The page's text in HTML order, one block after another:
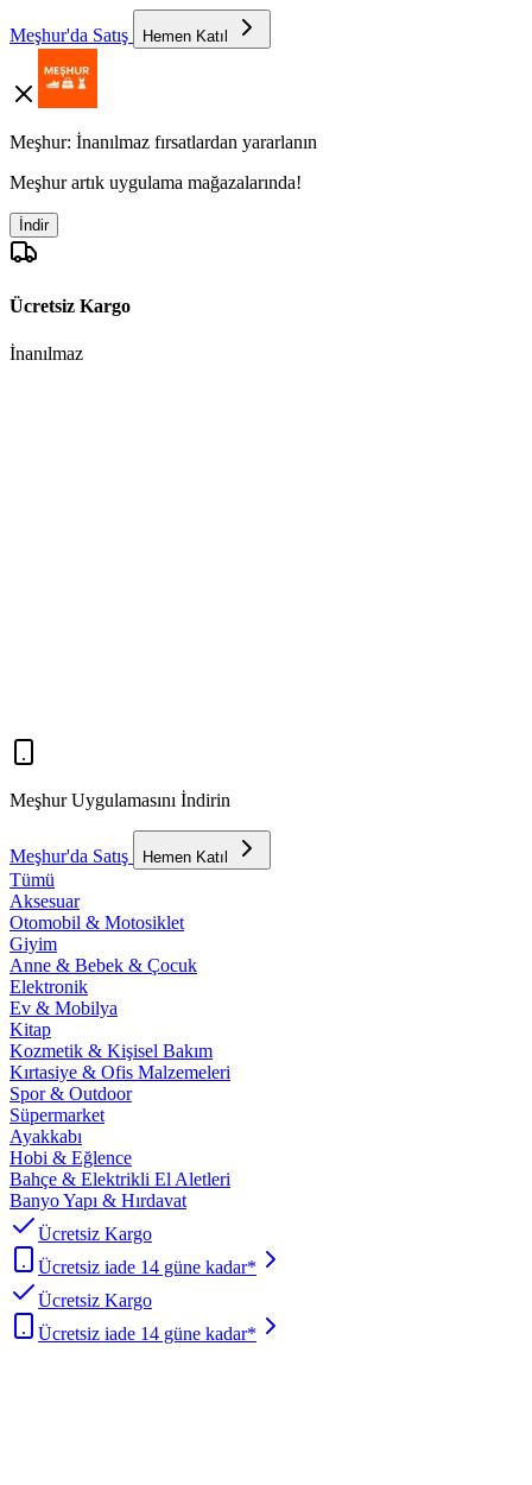
Meşhur'da Satış Hemen Katıl
Meşhur: İnanılmaz fırsatlardan yararlanın
Meşhur artık uygulama mağazalarında!
İndir
Ücretsiz Kargo
İnanılmaz
Meşhur Uygulamasını İndirin
Meşhur'da Satış Hemen Katıl
Tümü
Aksesuar
Otomobil & Motosiklet
Giyim
Anne & Bebek & Çocuk
Elektronik
Ev & Mobilya
Kitap
Kozmetik & Kişisel Bakım
Kırtasiye & Ofis Malzemeleri
Spor & Outdoor
Süpermarket
Ayakkabı
Hobi & Eğlence
Bahçe & Elektrikli El Aletleri
Banyo Yapı & Hırdavat
Ücretsiz Kargo
Ücretsiz iade 14 güne kadar*
Ücretsiz Kargo
Ücretsiz iade 14 güne kadar*